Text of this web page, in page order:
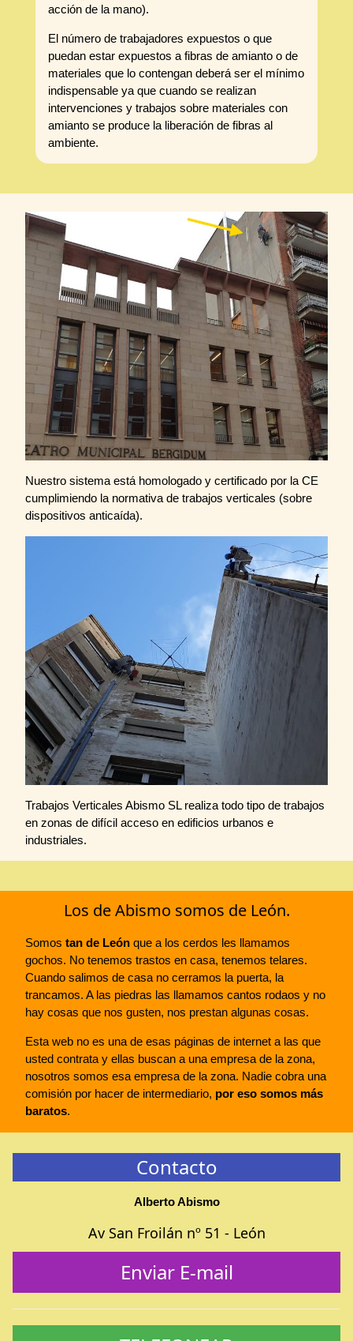
acción de la mano).
El número de trabajadores expuestos o que
puedan estar expuestos a fibras de amianto o de
materiales que lo contengan deberá ser el mínimo
indispensable ya que cuando se realizan
intervenciones y trabajos sobre materiales con
amianto se produce la liberación de fibras al
ambiente.
Nuestro sistema está homologado y certificado por la CE
cumplimiendo la normativa de trabajos verticales (sobre
dispositivos anticaída).
Trabajos Verticales Abismo SL realiza todo tipo de trabajos
en zonas de difícil acceso en edificios urbanos e
industriales.
Los de Abismo somos de León.
Somos tan de León que a los cerdos les llamamos
gochos. No tenemos trastos en casa, tenemos telares.
Cuando salimos de casa no cerramos la puerta, la
trancamos. A las piedras las llamamos cantos rodaos y no
hay cosas que nos gusten, nos prestan algunas cosas.
Esta web no es una de esas páginas de internet a las que
usted contrata y ellas buscan a una empresa de la zona,
nosotros somos esa empresa de la zona. Nadie cobra una
comisión por hacer de intermediario, por eso somos más
baratos.
Contacto
Alberto Abismo
Av San Froilán nº 51 - León
Enviar E-mail